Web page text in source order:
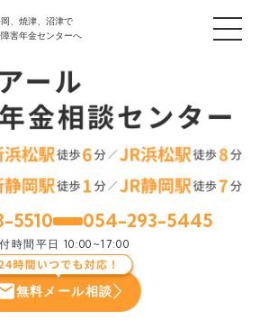
、焼津、沼津で
害年金センターへ
5510 054-293-5445
時間 平日 10:00~17:00
無料メール相談